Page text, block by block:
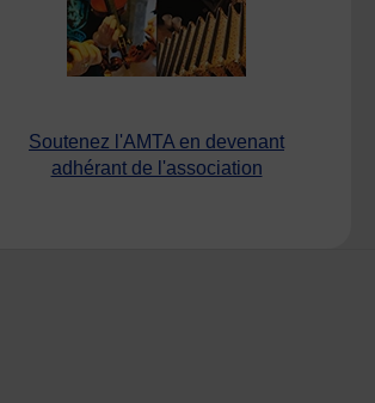
Soutenez l'AMTA en devenant
adhérant de l'association